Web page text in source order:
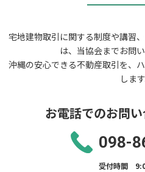
宅地建物取引に関する制度や講習
は、当協会までお問
沖縄の安心できる不動産取引を、
します
お電話でのお問
098-
受付時間